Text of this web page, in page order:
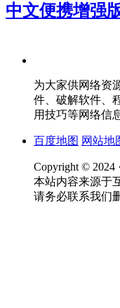
中文便携增强
为大家供网络资
件、破解软件、
用技巧等网络信
百度地图 网站地
Copyright © 2024 ·
本站内容来源于
请务必联系我们